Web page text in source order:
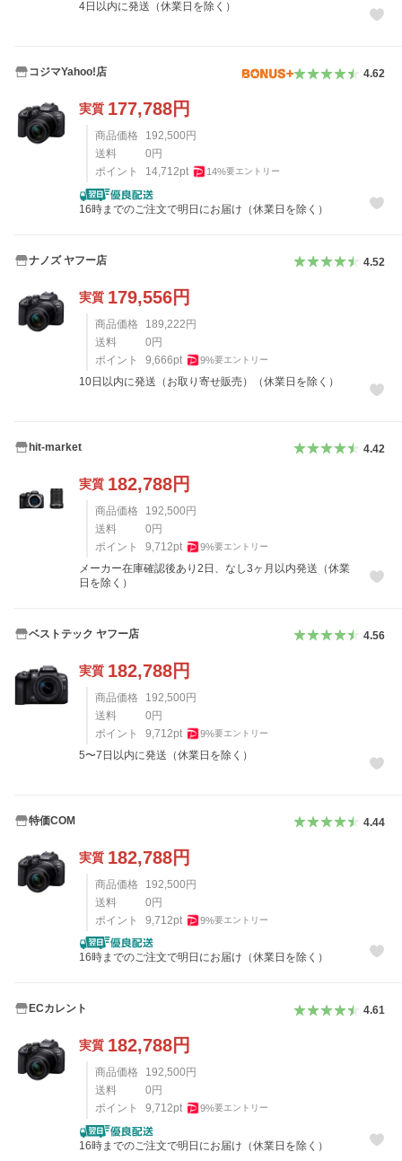
4日以内に発送（休業日を除く）
コジマYahoo!店 4.62
実質 177,788円
商品価格 192,500 円
送料
0 円
ポイント
14,712pt 14%要エントリー
16時までのご注文で明日にお届け（休業日を除く）
ナノズ ヤフー店 4.52
実質 179,556円
商品価格 189,222円
送料
0円
ポイント
9,666pt 9%要エントリー
10日以内に発送（お取り寄せ販売）（休業日を除く）
hit-market 4.42
実質 182,788円
商品価格 192,500円
送料
0円
ポイント
9,712pt 9%要エントリー
メーカー在庫確認後あり2日、なし3ヶ月以内発送（休業
日を除く）
ベストテック ヤフー店 4.56
実質 182,788円
商品価格 192,500円
送料
0円
ポイント
9,712pt 9%要エントリー
5〜7日以内に発送（休業日を除く）
特価COM 4.44
実質 182,788円
商品価格 192,500円
送料
0円
ポイント
9,712pt 9%要エントリー
16時までのご注文で明日にお届け（休業日を除く）
ECカレント 4.61
実質 182,788円
商品価格 192,500 円
送料
0 円
ポイント
9,712pt 9%要エントリー
16時までのご注文で明日にお届け（休業日を除く）